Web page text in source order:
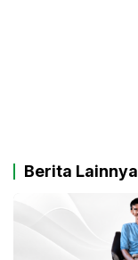
Berita Lainnya